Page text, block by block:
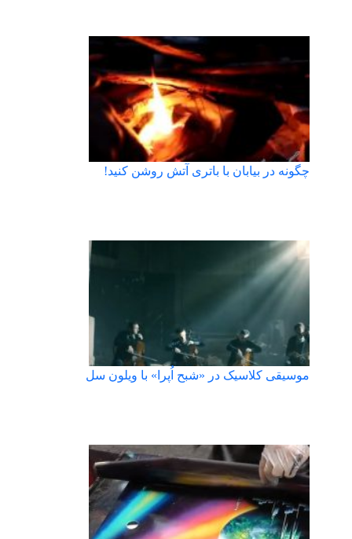
چگونه در بیابان با باتری آتش روشن کنید!
موسیقی کلاسیک در «شبح اُپرا» با ویلون سل